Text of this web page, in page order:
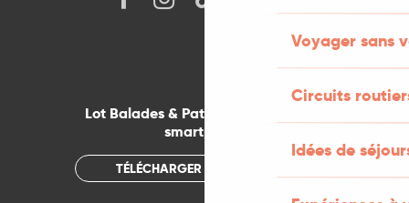
Voyager sans
Circuits
Idées de
Lot Balades & Patrimoines sur votre
smartphone
TÉLÉCHARGER L'APPLICATION